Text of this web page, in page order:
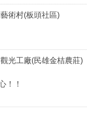
術村(板頭社區)
光工廠(民雄金桔農莊)
！！